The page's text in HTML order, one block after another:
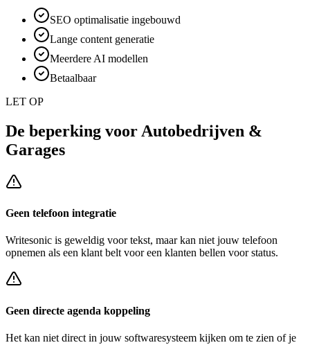
SEO optimalisatie ingebouwd
Lange content generatie
Meerdere AI modellen
Betaalbaar
LET OP
De beperking voor Autobedrijven &
Garages
Geen telefoon integratie
Writesonic is geweldig voor tekst, maar kan niet jouw telefoon
opnemen als een klant belt voor een klanten bellen voor status.
Geen directe agenda koppeling
Het kan niet direct in jouw softwaresysteem kijken om te zien of je